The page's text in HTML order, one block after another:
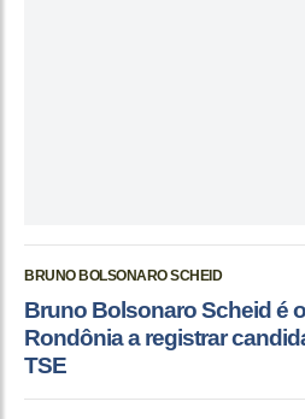
BRUNO BOLSONARO SCHEID
Bruno Bolsonaro Scheid é
Rondônia a registrar
TSE